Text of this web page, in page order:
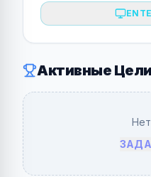
Активные Цели